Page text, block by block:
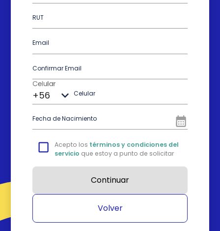
RUT
Email
Confirmar Email
Celular
+56 Celular
Fecha de Nacimiento
Acepto los términos y condiciones del
servicio que estoy a punto de solicitar